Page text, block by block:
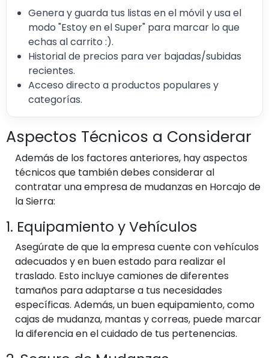
Genera y guarda tus listas en el móvil y usa el
modo "Estoy en el Super" para marcar lo que
echas al carrito :).
Historial de precios para ver bajadas/subidas
recientes.
Acceso directo a productos populares y
categorías.
Aspectos Técnicos a Considerar
Además de los factores anteriores, hay aspectos
técnicos que también debes considerar al
contratar una empresa de mudanzas en Horcajo de
la Sierra:
1. Equipamiento y Vehículos
Asegúrate de que la empresa cuente con vehículos
adecuados y en buen estado para realizar el
traslado. Esto incluye camiones de diferentes
tamaños para adaptarse a tus necesidades
específicas. Además, un buen equipamiento, como
cajas de mudanza, mantas y correas, puede marcar
la diferencia en el cuidado de tus pertenencias.